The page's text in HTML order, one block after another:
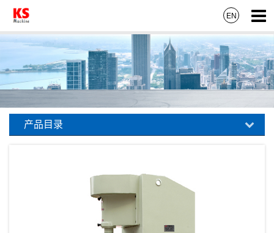
EN
产品目录